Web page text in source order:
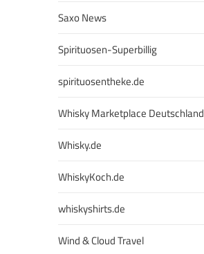
Saxo News
Spirituosen-Superbillig
spirituosentheke.de
Whisky Marketplace Deutschland
Whisky.de
WhiskyKoch.de
whiskyshirts.de
Wind & Cloud Travel